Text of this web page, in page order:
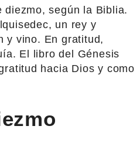
según la Biblia.
un rey y
y vino. En gratitud,
El libro del Génesis
hacia Dios y como